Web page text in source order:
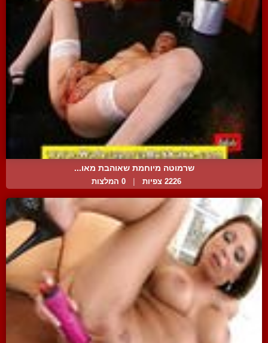
שרמוטה מיוחמת שאוהבת מאו...
2226 צפיות 0 המלצות